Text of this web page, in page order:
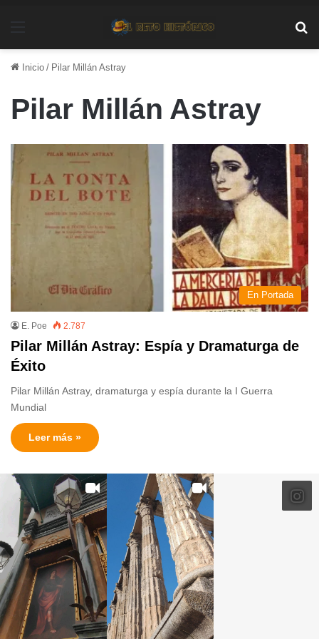
Inicio / Pilar Millán Astray
Pilar Millán Astray
En Portada
E. Poe 2.787
Pilar Millán Astray: Espía y Dramaturga de
Éxito
Pilar Millán Astray, dramaturga y espía durante la I Guerra
Mundial
Leer más »